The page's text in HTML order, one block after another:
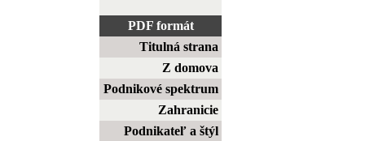
PDF formát
Titulná strana
Z domova
Podnikové spektrum
Zahranicie
Podnikateľ a štýl